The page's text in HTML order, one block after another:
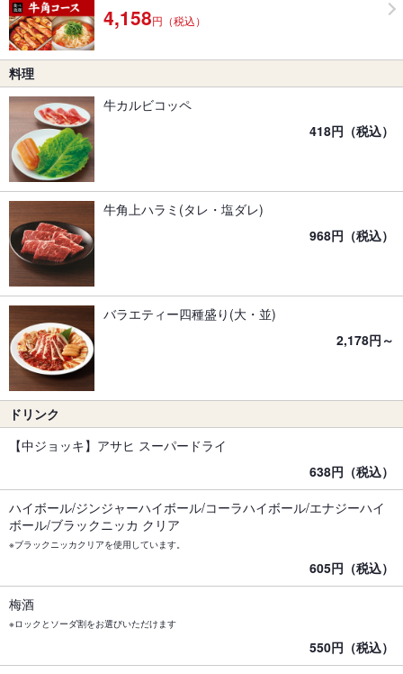
4,158円（税込）
料理
牛カルビコッペ
418円（税込）
牛角上ハラミ(タレ・塩ダレ)
968円（税込）
バラエティー四種盛り(大・並)
2,178円～
ドリンク
【中ジョッキ】アサヒ スーパードライ
638円（税込）
ハイボール/ジンジャーハイボール/コーラハイボール/エナジーハイ
ボール/ブラックニッカ クリア
※ブラックニッカクリアを使用しています。
605円（税込）
梅酒
※ロックとソーダ割をお選びいただけます
550円（税込）